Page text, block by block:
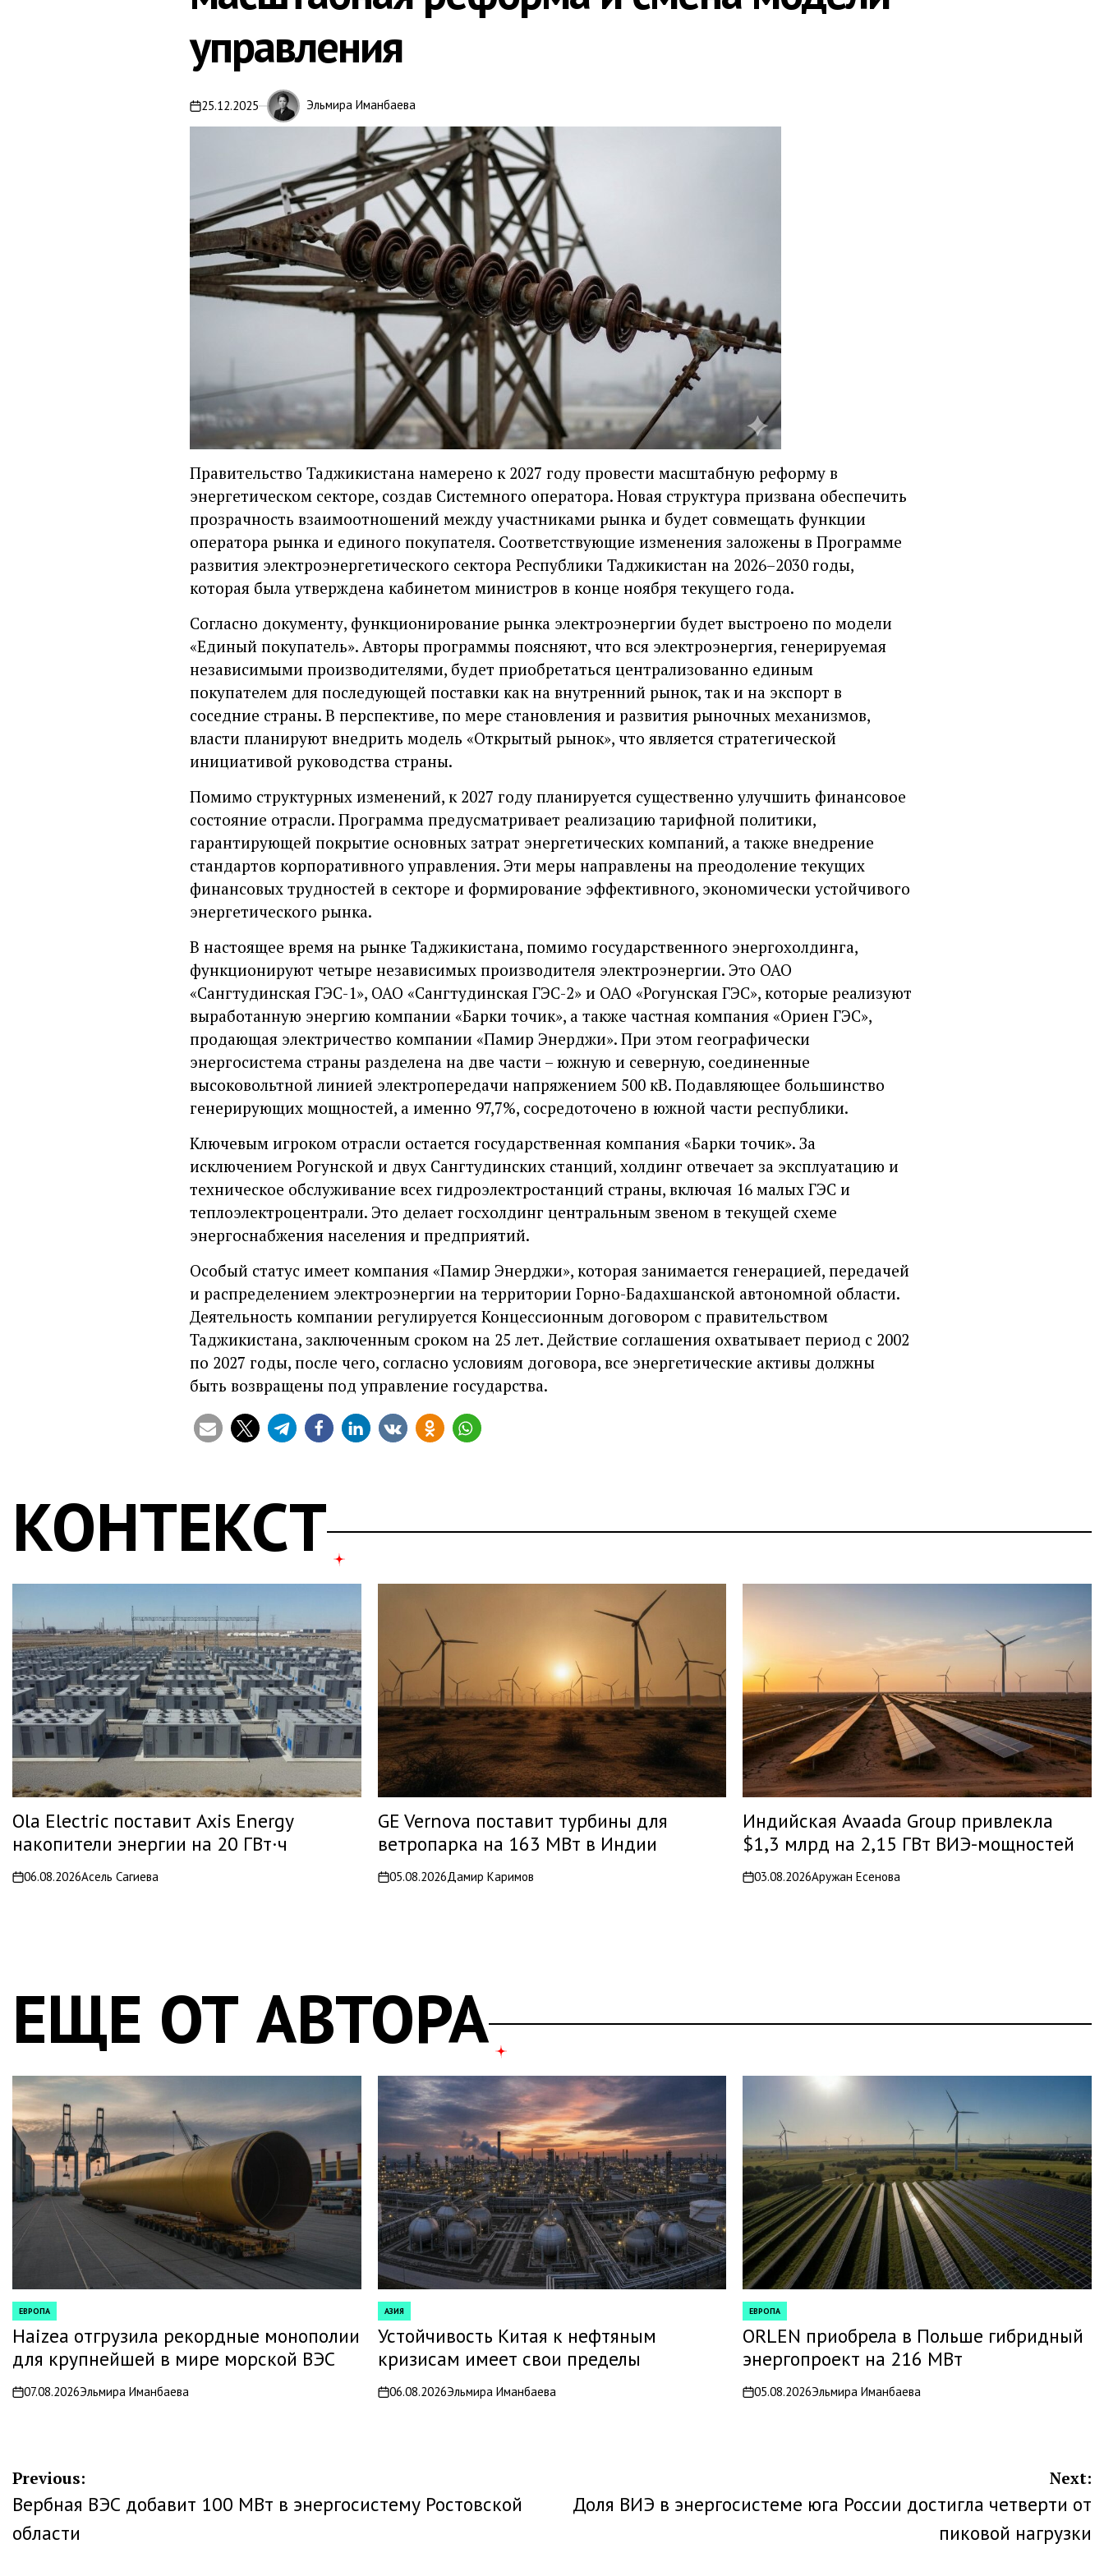
управления
on25.12.2025 Эльмира Иманбаева
Правительство Таджикистана намерено к 2027 году провести масштабную реформу в
энергетическом секторе, создав Системного оператора. Новая структура призвана обеспечить
прозрачность взаимоотношений между участниками рынка и будет совмещать функции
оператора рынка и единого покупателя. Соответствующие изменения заложены в Программе
развития электроэнергетического сектора Республики Таджикистан на 2026–2030 годы,
которая была утверждена кабинетом министров в конце ноября текущего года.
Согласно документу, функционирование рынка электроэнергии будет выстроено по модели
«Единый покупатель». Авторы программы поясняют, что вся электроэнергия, генерируемая
независимыми производителями, будет приобретаться централизованно единым
покупателем для последующей поставки как на внутренний рынок, так и на экспорт в
соседние страны. В перспективе, по мере становления и развития рыночных механизмов,
власти планируют внедрить модель «Открытый рынок», что является стратегической
инициативой руководства страны.
Помимо структурных изменений, к 2027 году планируется существенно улучшить финансовое
состояние отрасли. Программа предусматривает реализацию тарифной политики,
гарантирующей покрытие основных затрат энергетических компаний, а также внедрение
стандартов корпоративного управления. Эти меры направлены на преодоление текущих
финансовых трудностей в секторе и формирование эффективного, экономически устойчивого
энергетического рынка.
В настоящее время на рынке Таджикистана, помимо государственного энергохолдинга,
функционируют четыре независимых производителя электроэнергии. Это ОАО
«Сангтудинская ГЭС-1», ОАО «Сангтудинская ГЭС-2» и ОАО «Рогунская ГЭС», которые реализуют
выработанную энергию компании «Барки точик», а также частная компания «Ориен ГЭС»,
продающая электричество компании «Памир Энерджи». При этом географически
энергосистема страны разделена на две части – южную и северную, соединенные
высоковольтной линией электропередачи напряжением 500 кВ. Подавляющее большинство
генерирующих мощностей, а именно 97,7%, сосредоточено в южной части республики.
Ключевым игроком отрасли остается государственная компания «Барки точик». За
исключением Рогунской и двух Сангтудинских станций, холдинг отвечает за эксплуатацию и
техническое обслуживание всех гидроэлектростанций страны, включая 16 малых ГЭС и
теплоэлектроцентрали. Это делает госхолдинг центральным звеном в текущей схеме
энергоснабжения населения и предприятий.
Особый статус имеет компания «Памир Энерджи», которая занимается генерацией, передачей
и распределением электроэнергии на территории Горно-Бадахшанской автономной области.
Деятельность компании регулируется Концессионным договором с правительством
Таджикистана, заключенным сроком на 25 лет. Действие соглашения охватывает период с 2002
по 2027 годы, после чего, согласно условиям договора, все энергетические активы должны
быть возвращены под управление государства.
КОНТЕКСТ
Ola Electric поставит Axis Energy
накопители энергии на 20 ГВт·ч
on06.08.2026Асель Сагиева
GE Vernova поставит турбины для
ветропарка на 163 МВт в Индии
on05.08.2026Дамир Каримов
Индийская Avaada Group привлекла
$1,3 млрд на 2,15 ГВт ВИЭ-мощностей
on03.08.2026Аружан Есенова
ЕЩЕ ОТ АВТОРА
POSTED
IN
ЕВРОПА
Haizea отгрузила рекордные монополии
для крупнейшей в мире морской ВЭС
on07.08.2026Эльмира Иманбаева
POSTED
IN
АЗИЯ
Устойчивость Китая к нефтяным
кризисам имеет свои пределы
on06.08.2026Эльмира Иманбаева
POSTED
IN
ЕВРОПА
ORLEN приобрела в Польше гибридный
энергопроект на 216 МВт
on05.08.2026Эльмира Иманбаева
Навигация
по
Previous:
Вербная ВЭС добавит 100 МВт в энергосистему Ростовской
области
Next:
Доля ВИЭ в энергосистеме юга России достигла четверти от
пиковой нагрузки